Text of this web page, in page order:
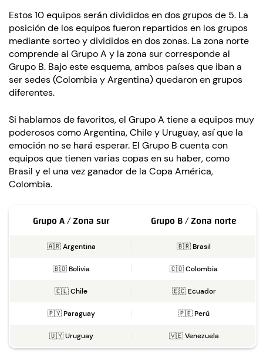
Estos 10 equipos serán divididos en dos grupos de 5. La
posición de los equipos fueron repartidos en los grupos
mediante sorteo y divididos en dos zonas. La zona norte
comprende al Grupo A y la zona sur corresponde al
Grupo B. Bajo este esquema, ambos países que iban a
ser sedes (Colombia y Argentina) quedaron en grupos
diferentes.
Si hablamos de favoritos, el Grupo A tiene a equipos muy
poderosos como Argentina, Chile y Uruguay, así que la
emoción no se hará esperar. El Grupo B cuenta con
equipos que tienen varias copas en su haber, como
Brasil y el una vez ganador de la Copa América,
Colombia.
Grupo A / Zona sur Grupo B / Zona norte
🇦🇷 Argentina 🇧🇷 Brasil
🇧🇴 Bolivia 🇨🇴 Colombia
🇨🇱 Chile 🇪🇨 Ecuador
🇵🇾 Paraguay 🇵🇪 Perú
🇺🇾 Uruguay 🇻🇪 Venezuela